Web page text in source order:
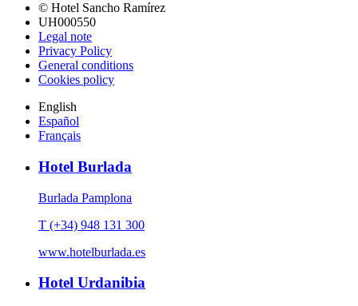
© Hotel Sancho Ramírez
UH000550
Legal note
Privacy Policy
General conditions
Cookies policy
English
Español
Français
Hotel Burlada
Burlada Pamplona
T (+34) 948 131 300
www.hotelburlada.es
Hotel Urdanibia